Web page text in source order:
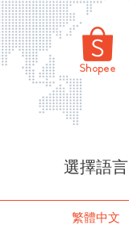
頁面無法顯示
登入
選擇語言
繁體中文